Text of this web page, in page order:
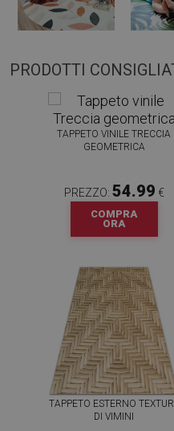
PRODOTTI
TAPPETO VINILE TRECCIA
GEOMETRICA
PREZZO: 54.99 €
COMPRA
ORA
TAPPETO ESTERNO
DI VIMINI